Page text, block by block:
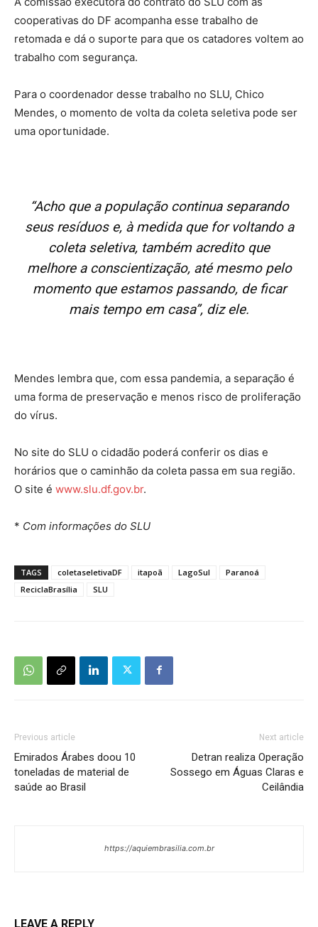
cooperativas do DF acompanha esse trabalho de
retomada e dá o suporte para que os catadores voltem ao
trabalho com segurança.
Para o coordenador desse trabalho no SLU, Chico
Mendes, o momento de volta da coleta seletiva pode ser
uma oportunidade.
“Acho que a população continua separando
seus resíduos e, à medida que for voltando a
coleta seletiva, também acredito que
melhore a conscientização, até mesmo pelo
momento que estamos passando, de ficar
mais tempo em casa”, diz ele.
Mendes lembra que, com essa pandemia, a separação é
uma forma de preservação e menos risco de proliferação
do vírus.
No site do SLU o cidadão poderá conferir os dias e
horários que o caminhão da coleta passa em sua região.
O site é www.slu.df.gov.br.
* Com informações do SLU
TAGS coletaseletivaDF itapoã LagoSul
Paranoá
ReciclaBrasília
SLU
Previous article
Emirados Árabes doou 10
toneladas de material de
saúde ao Brasil
Next article
Detran realiza Operação
Sossego em Águas Claras e
Ceilândia
https://aquiembrasilia.com.br
LEAVE A REPLY